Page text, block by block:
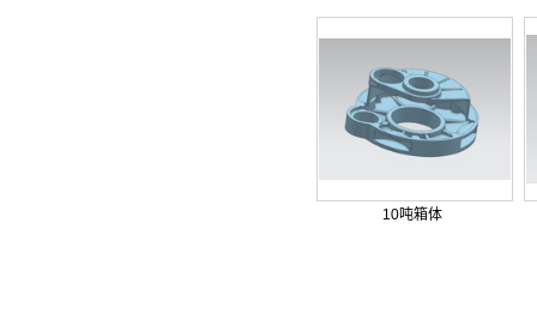
10吨箱体